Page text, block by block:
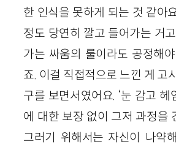
한 인식을 못하게 되는 것 같아
정도 당연히 깔고 들어가는 거
가는 싸움의 룰이라도 공정해
죠. 이걸 직접적으로 느낀 게 고
구를 보면서였어요. ‘눈 감고 헤
에 대한 보장 없이 그저 과정을
그러기 위해서는 자신이 나약